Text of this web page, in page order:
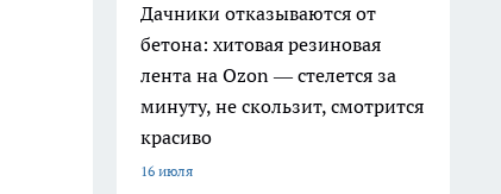
Дачники отказываются от
бетона: хитовая резиновая
лента на Ozon — стелется за
минуту, не скользит, смотрится
красиво
16 июля